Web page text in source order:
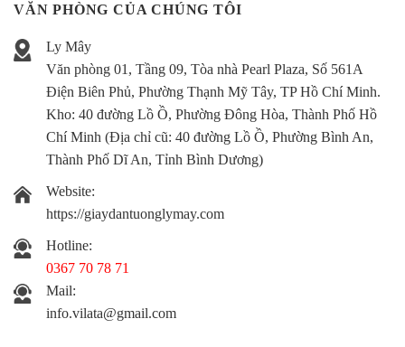
VĂN PHÒNG CỦA CHÚNG TÔI
Ly Mây
Văn phòng 01, Tầng 09, Tòa nhà Pearl Plaza, Số 561A
Điện Biên Phủ, Phường Thạnh Mỹ Tây, TP Hồ Chí Minh.
Kho: 40 đường Lồ Ồ, Phường Đông Hòa, Thành Phố Hồ
Chí Minh (Địa chỉ cũ: 40 đường Lồ Ồ, Phường Bình An,
Thành Phố Dĩ An, Tỉnh Bình Dương)
Website:
https://giaydantuonglymay.com
Hotline:
0367 70 78 71
Mail:
info.vilata@gmail.com